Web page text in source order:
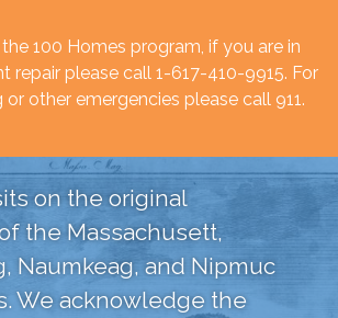
100 Homes program, if you are in
repair please call 1-617-410-9915. For
other emergencies please call 911.
on the original
the Massachusett,
Naumkeag, and Nipmuc
We acknowledge the